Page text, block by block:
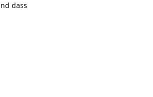
dass